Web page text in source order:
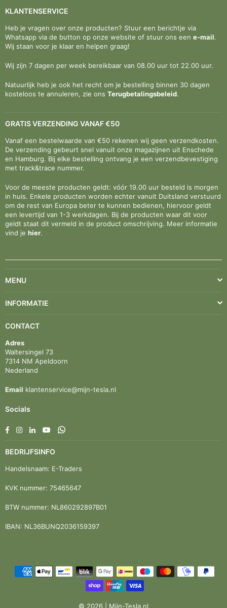
KLANTENSERVICE
Heb je vragen over onze producten? Stuur een berichtje via
Whatsapp via de button op onze website of stuur ons een e-mail.
Wij staan voor je klaar en helpen graag!
Wij zijn 7 dagen per week bereikbaar van 08.00 uur tot 22.00 uur.
Natuurlijk heb je ook het recht om je bestelling binnen 30 dagen
kosteloos te annuleren, zie ons Terugbetalingsbeleid.
GRATIS VERZENDING VANAF €50
Vanaf een bestelwaarde van €50 rekenen wij geen verzendkosten.
De verzending gebeurt snel vanuit onze magazijnen uit Enschede
en Hamburg. Bij elke bestelling ontvang je een verzendbevestiging
met track&trace nummer.
Voor de meeste producten geldt: vóór 19.00 uur besteld is morgen
in huis. Enkele producten worden echter vanuit Duitsland verstuurd
om de rest van Europa beter te kunnen bedienen, hiervoor geldt
een levertijd van 1-3 werkdagen. Bij de producten waar dit voor
geldt staat dit vermeld in de product omschrijving. Meer informatie
vind je hier.
MENU
INFORMATIE
CONTACT
Adres
Waltersingel 73
7314 NM Apeldoorn
Nederland
Email klantenservice@mijn-tesla.nl
Socials
FacebookInstagram
LinkedinYouTubeWhatsapp
BEDRIJFSINFO
Handelsnaam: E-Traders
KVK nummer: 75465647
BTW nummer: NL860292897B01
IBAN: NL36BUNQ2036159397
© 2026 | Mijn-Tesla.nl